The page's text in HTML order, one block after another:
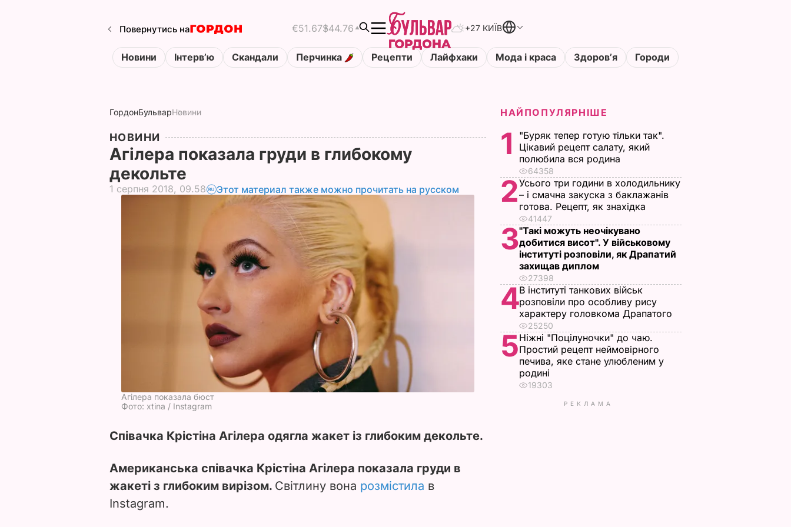
Повернутись на €51.67$44.76 +27 КИЇВ
Новини Інтервʼю Скандали Перчинка Рецепти Лайфхаки Мода і краса Здоровʼя Городи
ГордонБульварНовини
НОВИНИ
Агілера показала груди в глибокому
декольте
1 серпня 2018, 09.58 Этот материал также можно прочитать на русском
Агілера показала бюст
Фото: xtina / Instagram
Співачка Крістіна Агілера одягла жакет із глибоким декольте.
Американська співачка Крістіна Агілера показала груди в
жакеті з глибоким вирізом. Світлину вона розмістила в
Instagram.
НАЙПОПУЛЯРНІШЕ
1
"Буряк тепер готую тільки так".
Цікавий рецепт салату, який
полюбила вся родина
64358
2Усього три години в холодильнику
– і смачна закуска з баклажанів
готова. Рецепт, як знахідка
41447
3"Такі можуть неочікувано
добитися висот". У військовому
інституті розповіли, як Драпатий
захищав диплом
27398
4В інституті танкових військ
розповіли про особливу рису
характеру головкома Драпатого
25250
5Ніжні "Поцілуночки" до чаю.
Простий рецепт неймовірного
печива, яке стане улюбленим у
родині
19303
РЕКЛАМА